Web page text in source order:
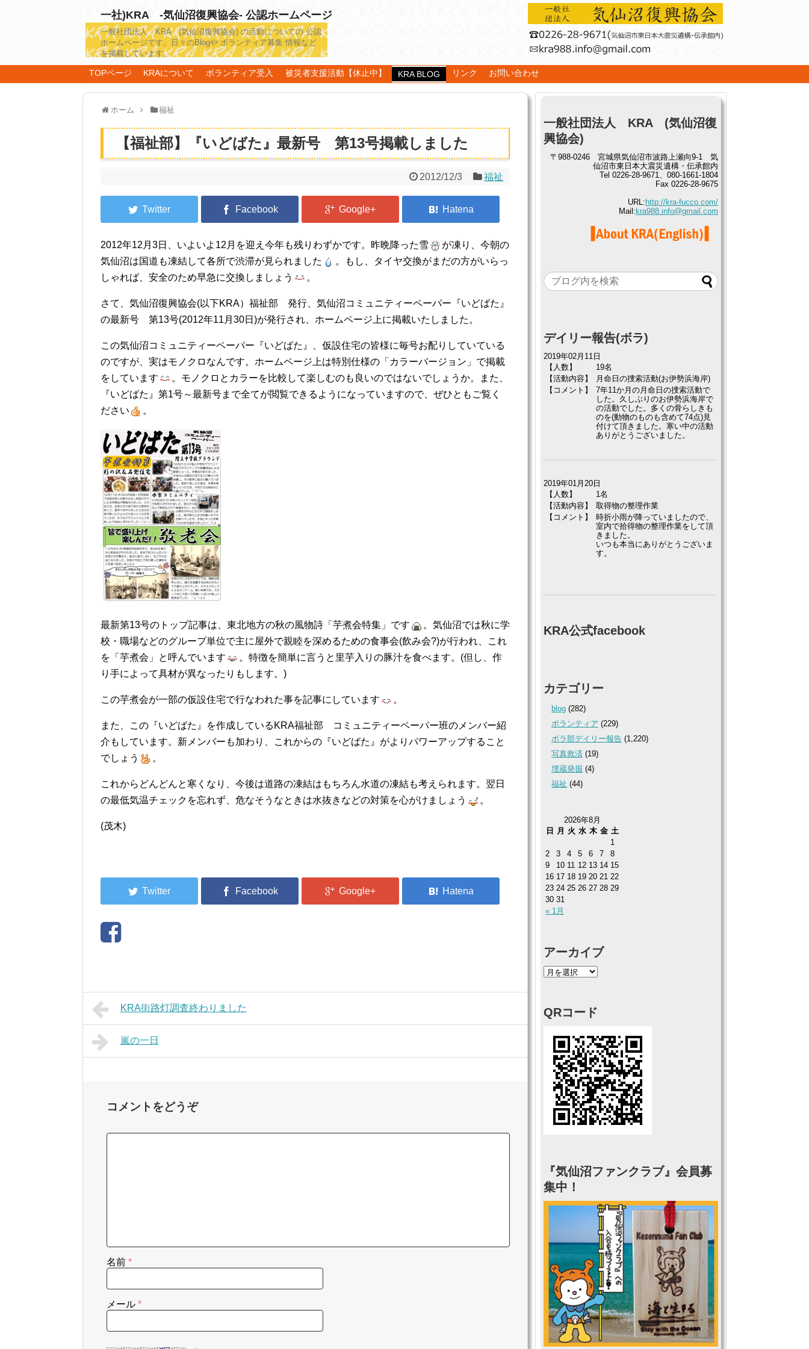
一社)KRA -気仙沼復興協会- 公認ホームページ
一般社団法人 KRA (気仙沼復興協会) の活動についての 公認
ホームページです。日々のBlogや ボランティア募集 情報など
を掲載しています。
TOPページ KRAについて ボランティア受入 被災者支援活動【休止中】 KRA BLOG リンク お問い合わせ
ホーム 福祉
【福祉部】『いどばた』最新号 第13号掲載しました
2012/12/3 福祉
2012年12月3日、いよいよ12月を迎え今年も残りわずかです。昨晩降った雪
が凍り、今朝の
気仙沼は国道も凍結して各所で渋滞が見られました
。もし、タイヤ交換がまだの方がいらっ
しゃれば、安全のため早急に交換しましょう
。
さて、気仙沼復興協会(以下KRA）福祉部 発行、気仙沼コミュニティーペーパー『いどばた』
の最新号 第13号(2012年11月30日)が発行され、ホームページ上に掲載いたしました。
この気仙沼コミュニティーペーパー『いどばた』、仮設住宅の皆様に毎号お配りしていている
のですが、実はモノクロなんです。ホームページ上は特別仕様の「カラーバージョン」で掲載
をしています
。モノクロとカラーを比較して楽しむのも良いのではないでしょうか。また、
『いどばた』第1号～最新号まで全てが閲覧できるようになっていますので、ぜひともご覧く
ださい
。
最新第13号のトップ記事は、東北地方の秋の風物詩「芋煮会特集」です
。気仙沼では秋に学
校・職場などのグループ単位で主に屋外で親睦を深めるための食事会(飲み会?)が行われ、これ
を「芋煮会」と呼んでいます
。 特徴を簡単に言うと里芋入りの豚汁を食べます。(但し、作
り手によって具材が異なったりもします。)
この芋煮会が一部の仮設住宅で行なわれた事を記事にしています 。
また、この『いどばた』を作成しているKRA福祉部 コミュニティーペーパー班のメンバー紹
介もしています。新メンバーも加わり、これからの『いどばた』がよりパワーアップすること
でしょう
。
これからどんどんと寒くなり、今後は道路の凍結はもちろん水道の凍結も考えられます。翌日
の最低気温チェックを忘れず、危なそうなときは水抜きなどの対策を心がけましょう
。
(茂木)
KRA街路灯調査終わりました
嵐の一日
コメントをどうぞ
名前 *
メール *
一般社団法人 KRA (気仙沼復
興協会)
〒988-0246 宮城県気仙沼市波路上瀬向9-1 気
仙沼市東日本大震災遺構・伝承館内
Tel 0226-28-9671、080-1661-1804
Fax 0226-28-9675
URL: http://kra-fucco.com/
Mail: kra988.info@gmail.com
デイリー報告(ボラ)
2019年02月11日
【人数】
19名
【活動内容】
月命日の捜索活動(お伊勢浜海岸)
【コメント】
7年11か月の月命日の捜索活動で
した。久しぶりのお伊勢浜海岸で
の活動でした。多くの骨らしきも
のを(動物のものも含めて74点)見
付けて頂きました。寒い中の活動
ありがとうございました。
2019年01月20日
【人数】
1名
【活動内容】
取得物の整理作業
【コメント】
時折小雨が降っていましたので、
室内で拾得物の整理作業をして頂
きました。
いつも本当にありがとうございま
す。
KRA公式facebook
カテゴリー
blog (282)
ボランティア (229)
ボラ部デイリー報告 (1,220)
写真救済 (19)
埋蔵発掘 (4)
福祉 (44)
2026年8月
日
月 火 水 木 金 土
« 1月
1
2
3 4 5 6 7
8
9
10 11 12 13 14 15
16 17 18 19 20 21 22
23 24 25 26 27 28 29
30 31
アーカイブ
QRコード
『気仙沼ファンクラブ』会員募
集中！